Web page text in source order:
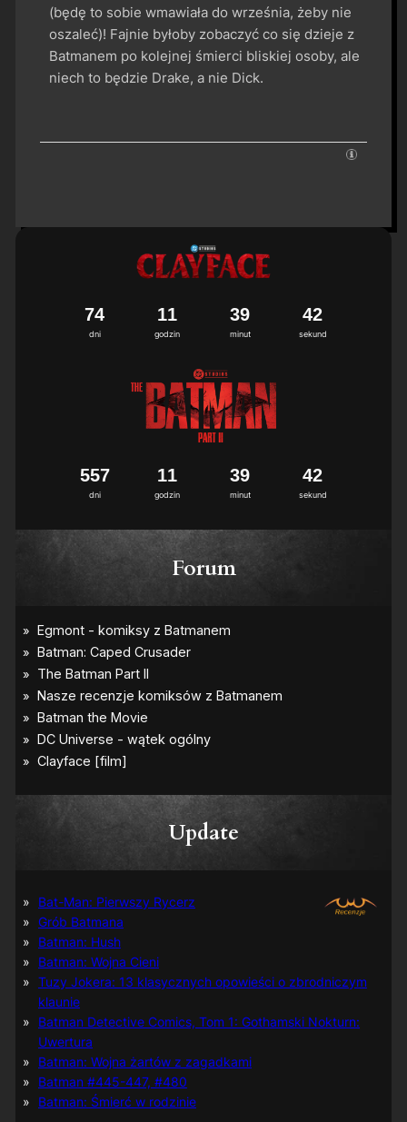
(będę to sobie wmawiała do września, żeby nie
oszaleć)! Fajnie byłoby zobaczyć co się dzieje z
Batmanem po kolejnej śmierci bliskiej osoby, ale
niech to będzie Drake, a nie Dick.
dni
74
godzin
11
minut
39
sekund
41
2
dni
557
godzin
11
minut
39
sekund
41
2
Forum
Update
Bat-Man: Pierwszy Rycerz
Grób Batmana
Batman: Hush
Batman: Wojna Cieni
Tuzy Jokera: 13 klasycznych opowieści o zbrodniczym
klaunie
Batman Detective Comics, Tom 1: Gothamski Nokturn:
Uwertura
Batman: Wojna żartów z zagadkami
Batman #445-447, #480
Batman: Śmierć w rodzinie